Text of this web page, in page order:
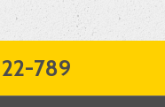
789